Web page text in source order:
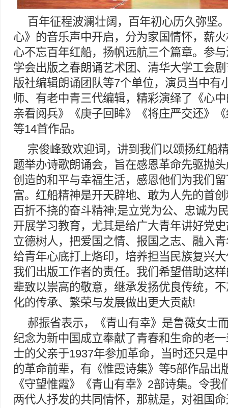
百年征程波澜壮阔，百年初心历久弥坚
心》的音乐声中开启，分为家国情怀，薪
心不忘百年红船，扬帆远航三个篇章。参
学会出版之春朗诵艺术团、清华大学工会
版社编辑朗诵团队等7个单位，演员当中有
师、有老中青三代编辑，精彩演绎了《心
亲看阅兵》《庚子回眸》《将庄严交还》
等14首作品。
宗俊峰致欢迎词，讲到我们以颂扬红船
题举办诗歌朗诵会，旨在感恩革命先驱抛
创造的和平与幸福生活，感恩他们为我们
富。红船精神是开天辟地、敢为人先的首
百折不挠的奋斗精神;是立党为公、忠诚为
开展学习教育，尤其是给广大青年讲好党
立德树人，把爱国之情、报国之志、融入
给青年心底打上烙印，培养担当民族复兴
我们出版工作者的责任。我们希望借助这
辈致以崇高的敬意，继承发扬优良传统，
化的传承、繁荣与发展做出更大贡献!
郝振省表示，《青山有幸》是鲁薇女士
纪念为新中国成立奉献了青春和生命的老
士的父亲于1937年参加革命，当时还只是
的革命前辈，有《惟霞诗集》等5部作品出
《守望惟霞》《青山有幸》2部诗集。令我
两代人抒发的共同情怀，那就是，对祖国